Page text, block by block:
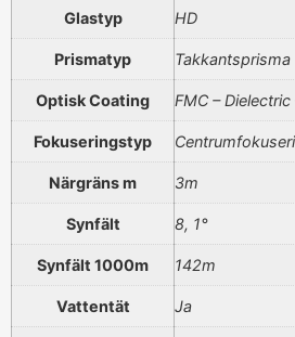
Glastyp HD
Prismatyp Takkantsprisma
Optisk Coating FMC –
Fokuseringstyp
Närgräns m 3m
Synfält 8, 1°
Synfält 1000m 142m
Vattentät Ja